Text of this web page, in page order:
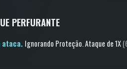
PERFURANTE
ataca. Ignorando Proteção.Ataque de 1X